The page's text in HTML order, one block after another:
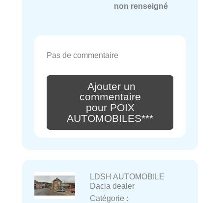
non renseigné
Pas de commentaire
Ajouter un
commentaire
pour POIX
AUTOMOBILES***
LDSH AUTOMOBILE
Dacia dealer
Catégorie :